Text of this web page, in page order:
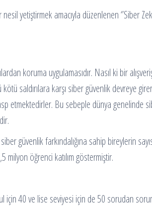
yetiştirmek amacıyla düzenlenen ‘’Siber
koruma uygulamasıdır. Nasıl ki bir
saldırılara karşı siber güvenlik devreye
etmektedirler. Bu sebeple dünya genelinde
güvenlik farkındalığına sahip bireylerin
milyon öğrenci katılım göstermiştir.
40 ve lise seviyesi için de 50 sorudan